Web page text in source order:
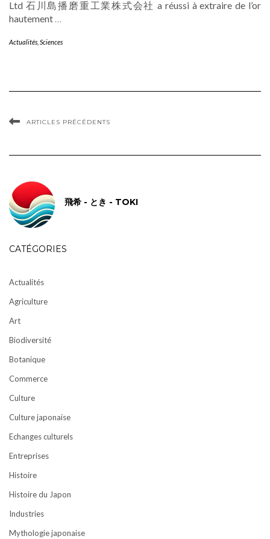
Ltd 石川島播磨重工業株式会社 a réussi à extraire de l’or
hautement …
Actualités Sciences
ARTICLES PRÉCÉDENTS
飛希 - とき - TOKI
CATÉGORIES
Actualités
Agriculture
Art
Biodiversité
Botanique
Commerce
Culture
Culture japonaise
Echanges culturels
Entreprises
Histoire
Histoire du Japon
Industries
Mythologie japonaise